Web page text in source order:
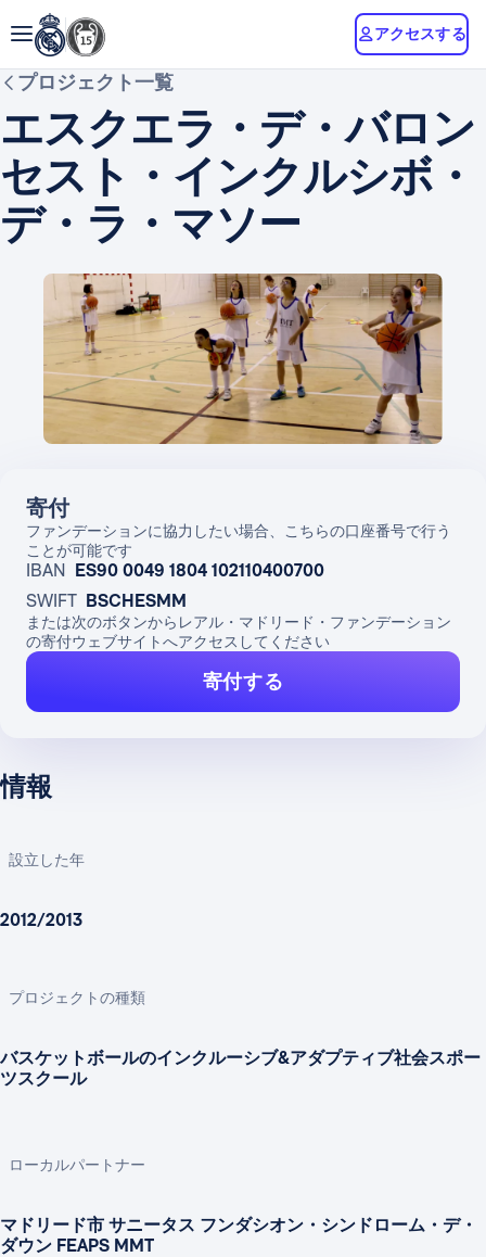
アクセスする
プロジェクト一覧
エスクエラ・デ・バロン
セスト・インクルシボ・
デ・ラ・マソー
情報
設立した年
2012/2013
プロジェクトの種類
バスケットボールのインクルーシブ&アダプティブ社会スポー
ツスクール
ローカルパートナー
マドリード市 サニータス フンダシオン・シンドローム・デ・
ダウン FEAPS MMT
寄付
ファンデーションに協力したい場合、こちらの口座番号で行う
ことが可能です
IBAN ES90 0049 1804 102110400700
SWIFT BSCHESMM
または次のボタンからレアル・マドリード・ファンデーション
の寄付ウェブサイトへアクセスしてください
寄付する